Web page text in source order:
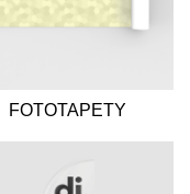
FOTOTAPETY